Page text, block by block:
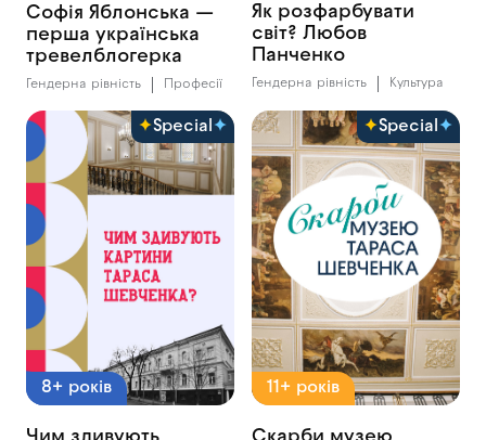
Софія Яблонська —
перша українська
тревелблогерка
Гендерна рівність Професії
Як розфарбувати
світ? Любов
Панченко
Гендерна рівність Культура
Special
8+ років
Special
11+ років